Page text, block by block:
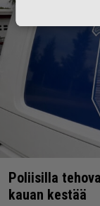
Poliisilla
kauan kestää